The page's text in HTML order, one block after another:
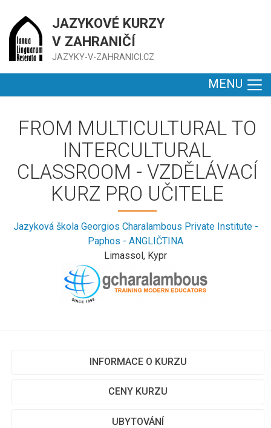
JAZYKOVÉ KURZY
V ZAHRANIČÍ
JAZYKY-V-ZAHRANICI.CZ
MENU
FROM MULTICULTURAL TO
INTERCULTURAL
CLASSROOM - VZDĚLÁVACÍ
KURZ PRO UČITELE
Jazyková škola Georgios Charalambous Private Institute -
Paphos - ANGLIČTINA
Limassol, Kypr
INFORMACE O KURZU
CENY KURZU
UBYTOVÁNÍ